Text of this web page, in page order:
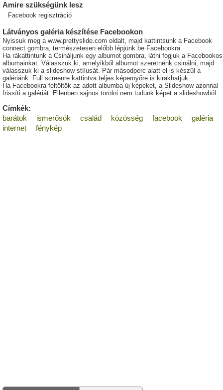
Amire szükségünk lesz
Facebook regisztráció
Látványos galéria készítése Facebookon
Nyissuk meg a www.prettyslide.com oldalt, majd kattintsunk a Facebook
connect gombra, természetesen előbb lépjünk be Facebookra.
Ha rákattintunk a Csináljunk egy albumot gombra, látni fogjuk a Facebookos
albumainkat. Válasszuk ki, amelyikből albumot szeretnénk csinálni, majd
válasszuk ki a slideshow stílusát. Pár másodperc alatt el is készül a
galériánk. Full screenre kattintva teljes képernyőre is kirakhatjuk.
Ha Facebookra feltöltök az adott albumba új képeket, a Slideshow azonnal
frissíti a galériát. Ellenben sajnos törölni nem tudunk képet a slideshowból.
Címkék:
barátok
ismerősök család közösség facebook
galéria
internet
fénykép